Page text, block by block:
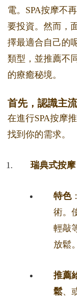
電。SPA按摩不
要投資。然而，
擇最適合自己的
類型，並推薦不
的療癒秘境。
首先，認識主
在進行SPA按摩
找到你的需求。
瑞典式按摩
特色
術。
輕敲
放鬆。
推薦
鬆、